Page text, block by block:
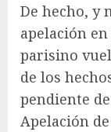
De hecho, y
apelación
parisino
de los
pendiente
Apelación